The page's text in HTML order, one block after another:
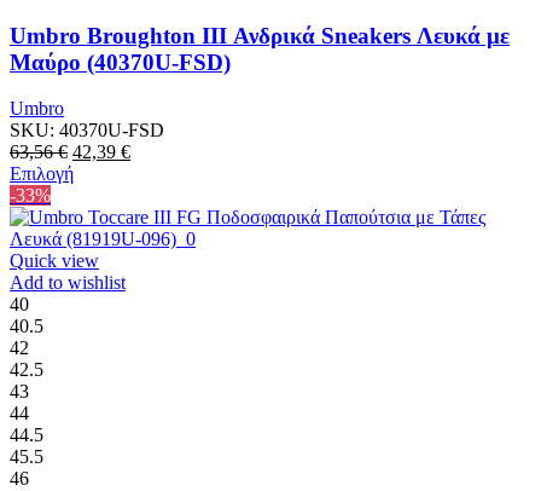
στη
σελίδα
του
Umbro Broughton III Ανδρικά Sneakers Λευκά με
Μαύρο (40370U-FSD)
Umbro
SKU: 40370U-FSD
63,56€ Original
price
63,56 €.
42,39 €Η
είναι:
42,39 €.
ΕπιλογήΑυτό
προϊόν
έχει
πολλαπλές
παραλλαγές.
-33%
Quick view
Add to wishlist
40
40.5
42
42.5
43
44
44.5
45.5
46